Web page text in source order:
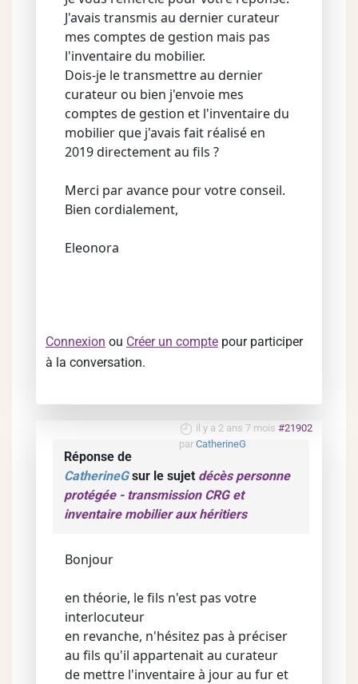
J'avais transmis au dernier curateur
mes comptes de gestion mais pas
l'inventaire du mobilier.
Dois-je le transmettre au dernier
curateur ou bien j'envoie mes
comptes de gestion et l'inventaire du
mobilier que j'avais fait réalisé en
2019 directement au fils ?
Merci par avance pour votre conseil.
Bien cordialement,
Eleonora
Connexion ou Créer un compte pour participer
à la conversation.
il y a 2 ans 7 mois #21902
par CatherineG
Réponse de
CatherineGsur le sujet décès personne
protégée - transmission CRG et
inventaire mobilier aux héritiers
Bonjour
en théorie, le fils n'est pas votre
interlocuteur
en revanche, n'hésitez pas à préciser
au fils qu'il appartenait au curateur
de mettre l'inventaire à jour au fur et